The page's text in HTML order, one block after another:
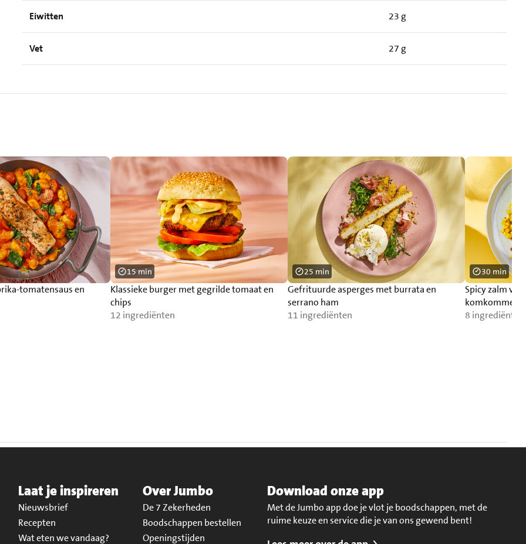
Eiwitten 23 g
Vet 27 g
tomatensaus en
Klassieke burger met gegrilde tomaat en
chips
12 ingrediënten
15 min
Gefrituurde asperges met burrata en
serrano ham
11 ingrediënten
25 min
Spicy zalm
8 ingrediënten
30 min
Laat je inspireren
Nieuwsbrief
Recepten
Wat eten we vandaag?
Over Jumbo
De 7 Zekerheden
Boodschappen bestellen
Openingstijden
Download onze app
Met de Jumbo app doe je vlot je boodschappen, met de
ruime keuze en service die je van ons gewend bent!